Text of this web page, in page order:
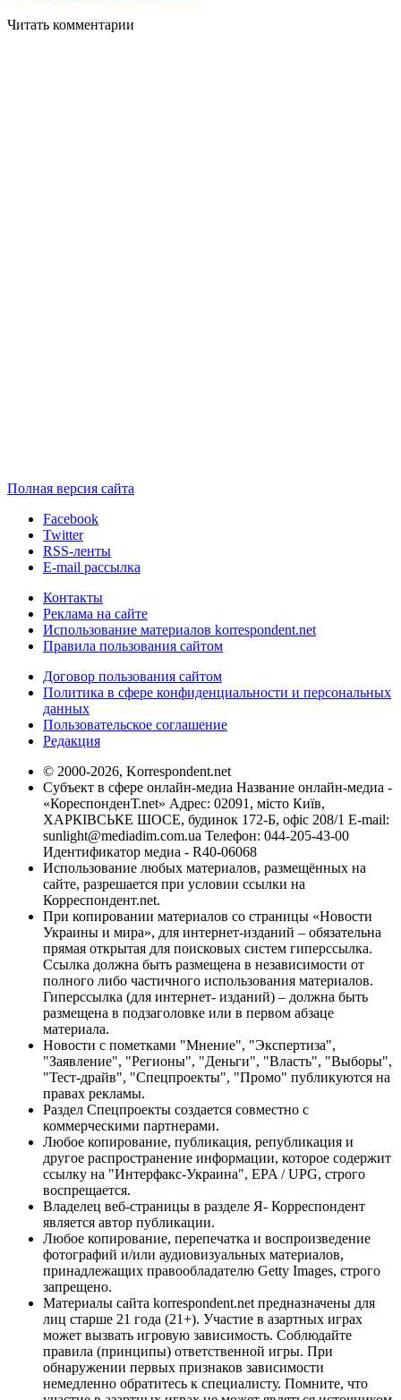
Читать комментарии
Полная версия сайта
Facebook
Twitter
RSS-ленты
E-mail рассылка
Контакты
Реклама на сайте
Использование материалов korrespondent.net
Правила пользования сайтом
Договор пользования сайтом
Политика в сфере конфиденциальности и персональных
данных
Пользовательское соглашение
Редакция
© 2000-2026, Korrespondent.net
Субъект в сфере онлайн-медиа Название онлайн-медиа -
«КореспонденТ.net» Адрес: 02091, місто Київ,
ХАРКІВСЬКЕ ШОСЕ, будинок 172-Б, офіс 208/1 E-mail:
sunlight@mediadim.com.ua Телефон: 044-205-43-00
Идентификатор медиа - R40-06068
Использование любых материалов, размещённых на
сайте, разрешается при условии ссылки на
Корреспондент.net.
При копировании материалов со страницы «Новости
Украины и мира», для интернет-изданий – обязательна
прямая открытая для поисковых систем гиперссылка.
Ссылка должна быть размещена в независимости от
полного либо частичного использования материалов.
Гиперссылка (для интернет- изданий) – должна быть
размещена в подзаголовке или в первом абзаце
материала.
Новости с пометками "Мнение", "Экспертиза",
"Заявление", "Регионы", "Деньги", "Власть", "Выборы",
"Тест-драйв", "Спецпроекты", "Промо" публикуются на
правах рекламы.
Раздел Спецпроекты создается совместно с
коммерческими партнерами.
Любое копирование, публикация, републикация и
другое распространение информации, которое содержит
ссылку на "Интерфакс-Украина", EPA / UPG, строго
воспрещается.
Владелец веб-страницы в разделе Я- Корреспондент
является автор публикации.
Любое копирование, перепечатка и воспроизведение
фотографий и/или аудиовизуальных материалов,
принадлежащих правообладателю Getty Images, строго
запрещено.
Материалы сайта korrespondent.net предназначены для
лиц старше 21 года (21+). Участие в азартных играх
может вызвать игровую зависимость. Соблюдайте
правила (принципы) ответственной игры. При
обнаружении первых признаков зависимости
немедленно обратитесь к специалисту. Помните, что